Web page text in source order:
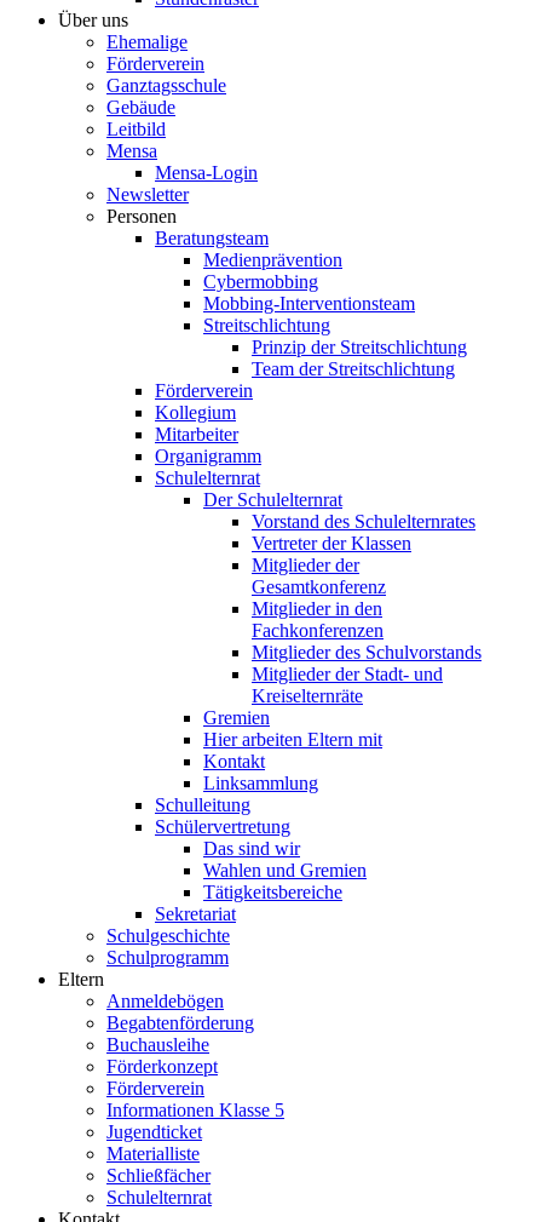
Über uns
Ehemalige
Förderverein
Ganztagsschule
Gebäude
Leitbild
Mensa
Mensa-Login
Newsletter
Personen
Beratungsteam
Medienprävention
Cybermobbing
Mobbing-Interventionsteam
Streitschlichtung
Prinzip der Streitschlichtung
Team der Streitschlichtung
Förderverein
Kollegium
Mitarbeiter
Organigramm
Schulelternrat
Der Schulelternrat
Vorstand des Schulelternrates
Vertreter der Klassen
Mitglieder der
Gesamtkonferenz
Mitglieder in den
Fachkonferenzen
Mitglieder des Schulvorstands
Mitglieder der Stadt- und
Kreiselternräte
Gremien
Hier arbeiten Eltern mit
Kontakt
Linksammlung
Schulleitung
Schülervertretung
Das sind wir
Wahlen und Gremien
Tätigkeitsbereiche
Sekretariat
Schulgeschichte
Schulprogramm
Eltern
Anmeldebögen
Begabtenförderung
Buchausleihe
Förderkonzept
Förderverein
Informationen Klasse 5
Jugendticket
Materialliste
Schließfächer
Schulelternrat